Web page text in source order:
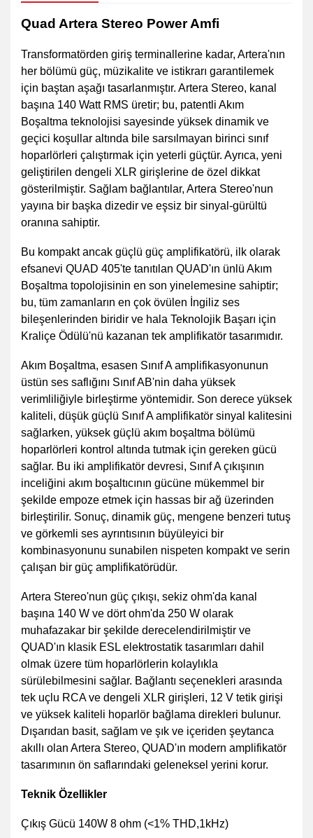
Quad Artera Stereo Power Amfi
Transformatörden giriş terminallerine kadar, Artera'nın
her bölümü güç, müzikalite ve istikrarı garantilemek
için baştan aşağı tasarlanmıştır. Artera Stereo, kanal
başına 140 Watt RMS üretir; bu, patentli Akım
Boşaltma teknolojisi sayesinde yüksek dinamik ve
geçici koşullar altında bile sarsılmayan birinci sınıf
hoparlörleri çalıştırmak için yeterli güçtür. Ayrıca, yeni
geliştirilen dengeli XLR girişlerine de özel dikkat
gösterilmiştir. Sağlam bağlantılar, Artera Stereo'nun
yayına bir başka dizedir ve eşsiz bir sinyal-gürültü
oranına sahiptir.
Bu kompakt ancak güçlü güç amplifikatörü, ilk olarak
efsanevi QUAD 405'te tanıtılan QUAD'ın ünlü Akım
Boşaltma topolojisinin en son yinelemesine sahiptir;
bu, tüm zamanların en çok övülen İngiliz ses
bileşenlerinden biridir ve hala Teknolojik Başarı için
Kraliçe Ödülü'nü kazanan tek amplifikatör tasarımıdır.
Akım Boşaltma, esasen Sınıf A amplifikasyonunun
üstün ses saflığını Sınıf AB'nin daha yüksek
verimliliğiyle birleştirme yöntemidir. Son derece yüksek
kaliteli, düşük güçlü Sınıf A amplifikatör sinyal kalitesini
sağlarken, yüksek güçlü akım boşaltma bölümü
hoparlörleri kontrol altında tutmak için gereken gücü
sağlar. Bu iki amplifikatör devresi, Sınıf A çıkışının
inceliğini akım boşaltıcının gücüne mükemmel bir
şekilde empoze etmek için hassas bir ağ üzerinden
birleştirilir. Sonuç, dinamik güç, mengene benzeri tutuş
ve görkemli ses ayrıntısının büyüleyici bir
kombinasyonunu sunabilen nispeten kompakt ve serin
çalışan bir güç amplifikatörüdür.
Artera Stereo'nun güç çıkışı, sekiz ohm'da kanal
başına 140 W ve dört ohm'da 250 W olarak
muhafazakar bir şekilde derecelendirilmiştir ve
QUAD'ın klasik ESL elektrostatik tasarımları dahil
olmak üzere tüm hoparlörlerin kolaylıkla
sürülebilmesini sağlar. Bağlantı seçenekleri arasında
tek uçlu RCA ve dengeli XLR girişleri, 12 V tetik girişi
ve yüksek kaliteli hoparlör bağlama direkleri bulunur.
Dışarıdan basit, sağlam ve şık ve içeriden şeytanca
akıllı olan Artera Stereo, QUAD'ın modern amplifikatör
tasarımının ön saflarındaki geleneksel yerini korur.
Teknik Özellikler
Çıkış Gücü 140W 8 ohm (<1% THD,1kHz)